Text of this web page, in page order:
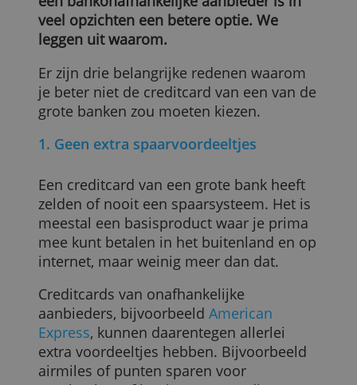
Als je een creditcard bij je bankrekening
wil hebben, dan hoef je niet voor die van
je huisbank te kiezen. Een creditcard van
een bankonafhankelijke aanbieder is in
veel opzichten een betere optie. We
leggen uit waarom.
Er zijn drie belangrijke redenen waarom
je beter niet de creditcard van een van
grote banken zou moeten kiezen.
1. Geen extra spaarvoordeeltjes
Een creditcard van een grote bank heeft
zelden of nooit een spaarsysteem. Het is
meestal een basisproduct waar je prima
mee kunt betalen in het buitenland en
internet, maar weinig meer dan dat.